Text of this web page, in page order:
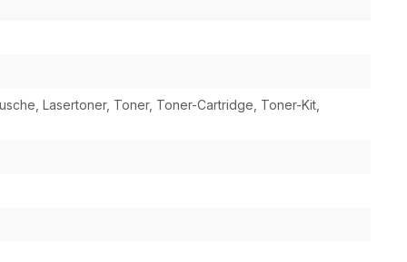
Lasertoner, Toner, Toner-Cartridge, Toner-Kit,